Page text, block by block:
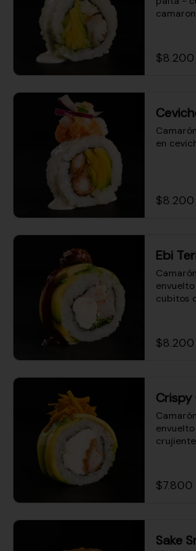
$8.200
en
$8.200
Ebi
cubitos
$8.200
Crispy
$7.800
Sake